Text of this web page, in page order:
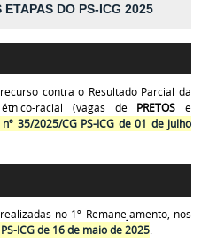
DO PS-ICG 2025
contra o Resultado Parcial da
racial (vagas de PRETOS e
35/2025/CG PS-ICG de 01 de julho
no 1º Remanejamento, nos
ICG de 16 de maio de 2025.